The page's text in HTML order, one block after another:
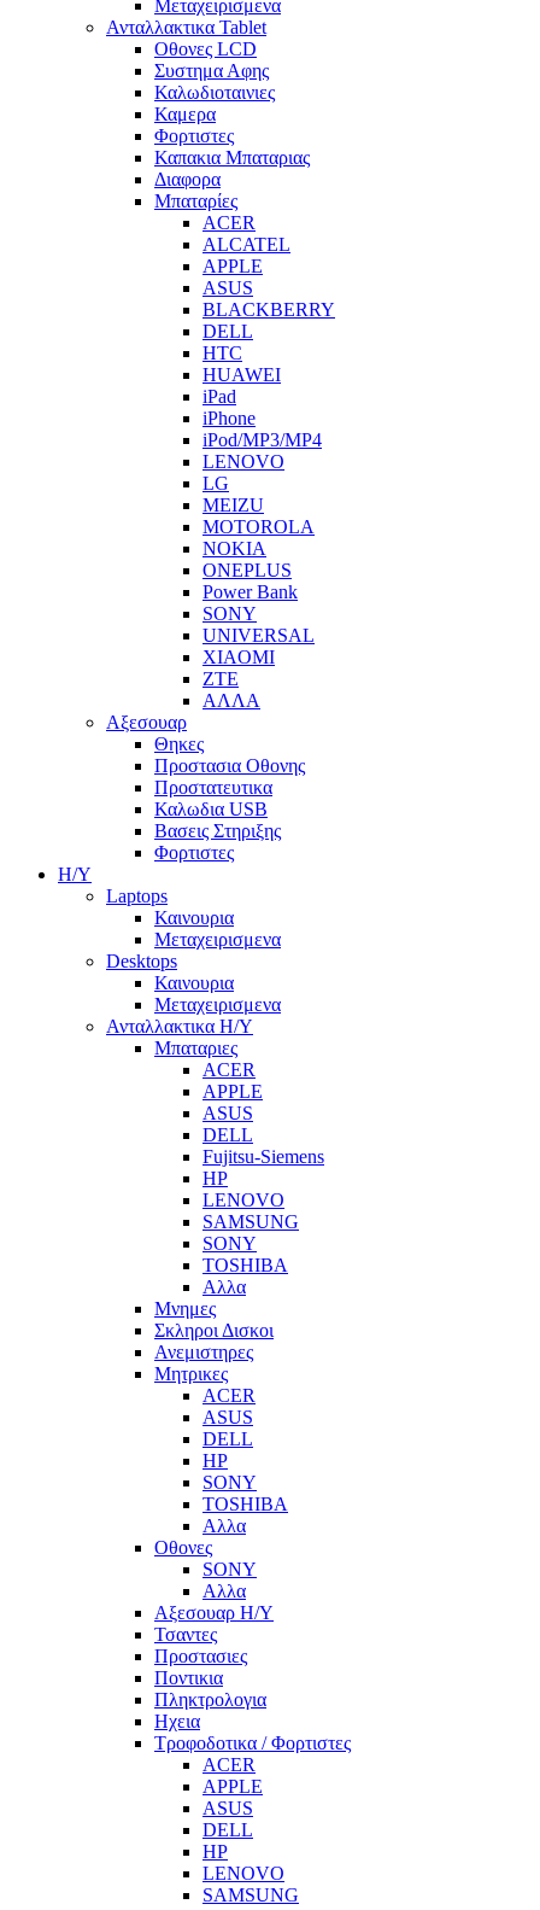
Μεταχειρισμενα
Ανταλλακτικα Tablet
Οθονες LCD
Συστημα Αφης
Καλωδιοταινιες
Καμερα
Φορτιστες
Καπακια Μπαταριας
Διαφορα
Μπαταρίες
ACER
ALCATEL
APPLE
ASUS
BLACKBERRY
DELL
HTC
HUAWEI
iPad
iPhone
iPod/MP3/MP4
LENOVO
LG
MEIZU
MOTOROLA
NOKIA
ONEPLUS
Power Bank
SONY
UNIVERSAL
XIAOMI
ZTE
ΑΛΛΑ
Αξεσουαρ
Θηκες
Προστασια Οθονης
Προστατευτικα
Καλωδια USB
Βασεις Στηριξης
Φορτιστες
Η/Υ
Laptops
Καινουρια
Μεταχειρισμενα
Desktops
Καινουρια
Μεταχειρισμενα
Ανταλλακτικα H/Y
Μπαταριες
ACER
APPLE
ASUS
DELL
Fujitsu-Siemens
HP
LENOVO
SAMSUNG
SONY
TOSHIBA
Αλλα
Μνημες
Σκληροι Δισκοι
Ανεμιστηρες
Μητρικες
ACER
ASUS
DELL
HP
SONY
TOSHIBA
Αλλα
Οθονες
SONY
Αλλα
Αξεσουαρ Η/Υ
Τσαντες
Προστασιες
Ποντικια
Πληκτρολογια
Ηχεια
Τροφοδοτικα / Φορτιστες
ACER
APPLE
ASUS
DELL
HP
LENOVO
SAMSUNG